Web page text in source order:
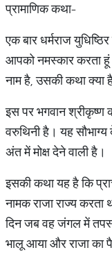
प्रामाणिक कथा-
एक बार धर्मराज
आपको नमस्कार करता
नाम है, उसकी कथा क्या
इस पर भगवान श्रीकृष्ण
वरुथिनी है। यह सौभाग्य
अंत में मोक्ष देने वाली है।
इसकी कथा यह है कि
नामक राजा राज्य
दिन जब वह जंगल में
भालू आया और राजा का